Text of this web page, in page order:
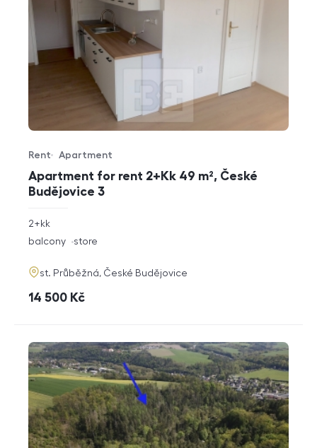
Apartment for rent 2+Kk 49 m², České
Budějovice 3
Offer type
Rent
Property type
Apartment
rozměry
2+kk
funkce
balcony store
adresa
st. Průběžná, České Budějovice
cena
14 500 Kč